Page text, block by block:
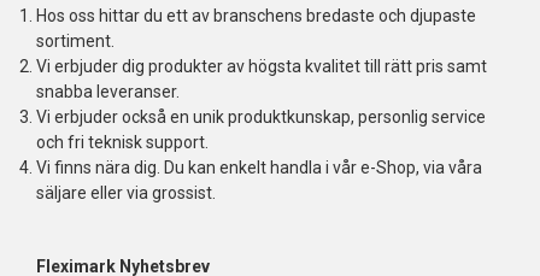
Hos oss hittar du ett av branschens bredaste och djupaste
sortiment.
Vi erbjuder dig produkter av högsta kvalitet till rätt pris samt
snabba leveranser.
Vi erbjuder också en unik produktkunskap, personlig service
och fri teknisk support.
Vi finns nära dig. Du kan enkelt handla i vår e-Shop, via våra
säljare eller via grossist.
Fleximark Nyhetsbrev